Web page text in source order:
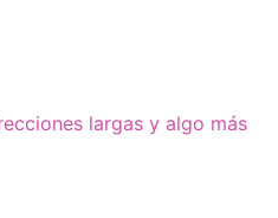
largas y algo más